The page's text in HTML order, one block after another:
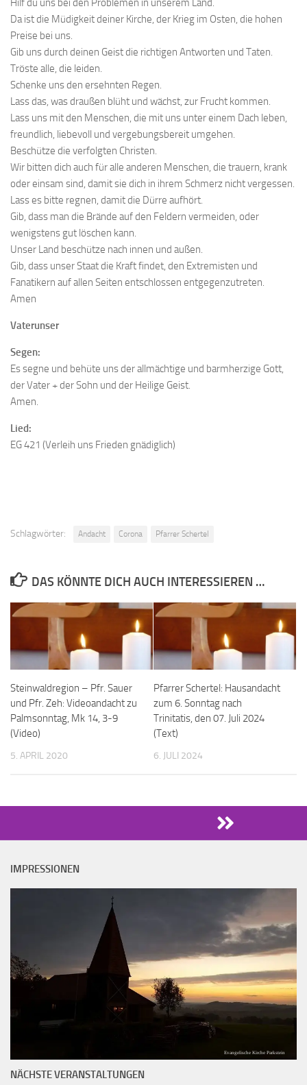
Hilf du uns bei den Problemen in unserem Land.
Da ist die Müdigkeit deiner Kirche, der Krieg im Osten, die hohen
Preise bei uns.
Gib uns durch deinen Geist die richtigen Antworten und Taten.
Tröste alle, die leiden.
Schenke uns den ersehnten Regen.
Lass das, was draußen blüht und wächst, zur Frucht kommen.
Lass uns mit den Menschen, die mit uns unter einem Dach leben,
freundlich, liebevoll und vergebungsbereit umgehen.
Beschütze die verfolgten Christen.
Wir bitten dich auch für alle anderen Menschen, die trauern, krank
oder einsam sind, damit sie dich in ihrem Schmerz nicht vergessen.
Lass es bitte regnen, damit die Dürre aufhört.
Gib, dass man die Brände auf den Feldern vermeiden, oder
wenigstens gut löschen kann.
Unser Land beschütze nach innen und außen.
Gib, dass unser Staat die Kraft findet, den Extremisten und
Fanatikern auf allen Seiten entschlossen entgegenzutreten.
Amen
Vaterunser
Segen:
Es segne und behüte uns der allmächtige und barmherzige Gott,
der Vater + der Sohn und der Heilige Geist.
Amen.
Lied:
EG 421 (Verleih uns Frieden gnädiglich)
Schlagwörter: Andacht Corona Pfarrer Schertel
DAS KÖNNTE DICH AUCH INTERESSIEREN …
Steinwaldregion – Pfr. Sauer
und Pfr. Zeh: Videoandacht zu
Palmsonntag, Mk 14, 3-9
(Video)
5. APRIL 2020
Pfarrer Schertel: Hausandacht
zum 6. Sonntag nach
Trinitatis, den 07. Juli 2024
(Text)
6. JULI 2024
IMPRESSIONEN
Evangelische Kirche Parkstein
NÄCHSTE VERANSTALTUNGEN